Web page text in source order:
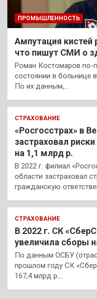
ПРОМЫШЛЕННОСТЬ
Ампутация кистей
что пишут СМИ о
Роман Костомаров по-
состоянии в
По их данным,…
СТРАХОВАНИЕ
«Росгосстрах» в
застраховал
на 1,1 млрд р.
В 2022 г. филиал
области застраховал
гражданскую
СТРАХОВАНИЕ
В 2022 г. СК
увеличила сборы
По данным ОСБУ
прошлом году СК
167,4 млрд р.…